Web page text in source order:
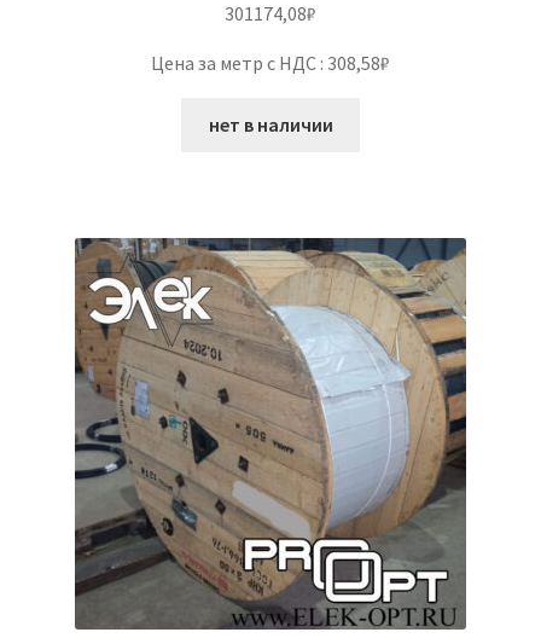
301174,08₽
Цена за метр с НДС : 308,58₽
нет в наличии